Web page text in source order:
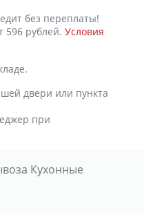
без переплаты!
596 рублей. Условия
двери или пункта
при
Кухонные